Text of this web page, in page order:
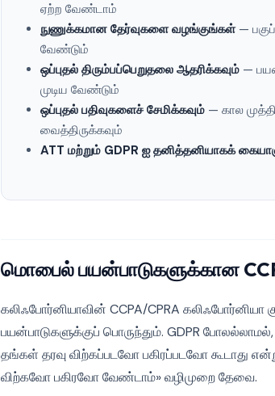
ஏற்ற வேண்டாம்
நுணுக்கமான தேர்வுகளை வழங்குங்கள்—
வேண்டும்
ஒப்புதல் திரும்பப்பெறுதலை ஆதரிக்கவும் —
முடிய வேண்டும்
ஒப்புதல் பதிவுகளைச் சேமிக்கவும் — கால
வைத்திருக்கவும்
ATT மற்றும் GDPR ஐ தனித்தனியாகக்
மொபைல் பயன்பாடுகளுக்கான
கலிஃபோர்னியாவின் CCPA/CPRA கலிஃபோர்னியா
பயன்பாடுகளுக்குப் பொருந்தும். GDPR
தங்கள் தரவு விற்கப்படவோ பகிரப்படவோ கூடாது
விற்கவோ பகிரவோ வேண்டாம்» வழிமுறை தேவை.